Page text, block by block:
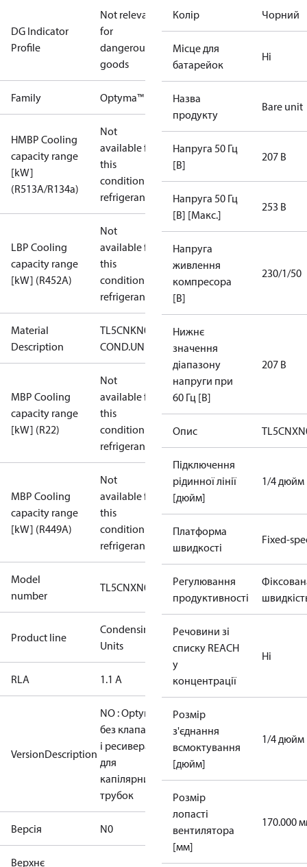
DG Indicator
Profile
Not relevant
for
dangerous
goods
Family Optyma™
HMBP Cooling
capacity range
[kW]
(R513A/R134a)
Not
available for
this
condition /
refrigerant
LBP Cooling
capacity range
[kW] (R452A)
Not
available for
this
condition /
refrigerant
Material
Description
TL5CNKN0
COND.UNIT
MBP Cooling
capacity range
[kW] (R22)
Not
available for
this
condition /
refrigerant
MBP Cooling
capacity range
[kW] (R449A)
Not
available for
this
condition /
refrigerant
Model
number
TL5CNXN0
Product line
Condensing
Units
RLA 1.1 A
VersionDescription
NO : Optyma
без клапанів
і ресивера
для
капілярних
трубок
Версія N0
Верхнє
Колір Чорний
Місце для
батарейок
Ні
Назва
продукту
Bare unit
Напруга 50 Гц
[В]
207 В
Напруга 50 Гц
[В] [Макс.]
253 В
Напруга
живлення
компресора
[В]
230/1/50
Нижнє
значення
діапазону
напруги при
60 Гц [В]
207 В
Опис
Підключення
рідинної лінії
[дюйм]
1/4 дюйм
Платформа
швидкості
Fixed-
Регулювання
продуктивності
Речовини зі
списку REACH
у
концентрації
Ні
Розмір
з'єднання
всмоктування
[дюйм]
1/4 дюйм
Розмір
лопасті
вентилятора
[мм]
170.000